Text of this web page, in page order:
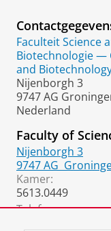
Faculteit Science
Biotechnologie —
and
Nijenborgh 3
9747 AG
Nederland
Faculty of
Nijenborgh 3
9747 AG
Kamer:
5613.0449
Telefoon: